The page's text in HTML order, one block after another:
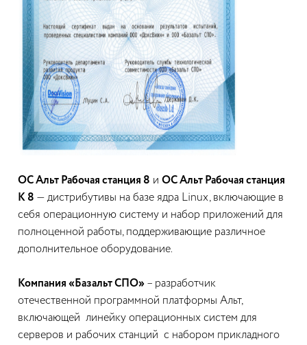
ОС Альт Рабочая станция 8 и ОС Альт Рабочая станция
К 8 — дистрибутивы на базе ядра Linux, включающие в
себя операционную систему и набор приложений для
полноценной работы, поддерживающие различное
дополнительное оборудование.
Компания «Базальт СПО» – разработчик
отечественной программной платформы Альт,
включающей линейку операционных систем для
серверов и рабочих станций с набором прикладного